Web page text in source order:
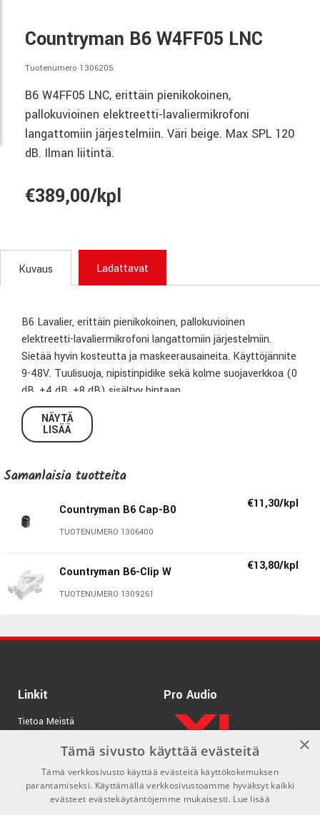
Countryman B6 W4FF05 LNC
Tuotenumero 1306205
B6 W4FF05 LNC, erittäin pienikokoinen,
pallokuvioinen elektreetti-lavaliermikrofoni
langattomiin järjestelmiin. Väri beige. Max SPL 120
dB. Ilman liitintä.
€389,00/kpl
Kuvaus Ladattavat
B6 Lavalier, erittäin pienikokoinen, pallokuvioinen
elektreetti-lavaliermikrofoni langattomiin järjestelmiin.
Sietää hyvin kosteutta ja maskeerausaineita. Käyttöjännite
9-48V. Tuulisuoja, nipistinpidike sekä kolme suojaverkkoa (0
dB, +4 dB, +8 dB) sisältyy hintaan.
Max SPL: 120 dB
Taajuusvaste: 30-20000 Hz
3,5mm stereo-liitin (lukittava)
Väri Beige
NÄYTÄ
LISÄÄ
Samanlaisia ​​tuotteita
Countryman B6 Cap-B0
TUOTENUMERO 1306400
€11,30/kpl
Countryman B6-Clip W
TUOTENUMERO 1309261
€13,80/kpl
Linkit
Tietoa Meistä
Tuotemerkit
Kirjaudu
GDPR & Cookies
Pro Audio
×
Tämä sivusto käyttää evästeitä
Tämä verkkosivusto käyttää evästeitä käyttökokemuksen
parantamiseksi. Käyttämällä verkkosivustoamme hyväksyt kaikki
evästeet evästekäytäntöjemme mukaisesti. Lue lisää